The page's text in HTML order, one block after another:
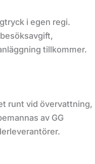
i egen regi.
tillkommer.
runt vid övervattning,
av GG